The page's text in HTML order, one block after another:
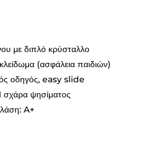
με διπλό κρύσταλλο
(ασφάλεια παιδιών)
οδηγός, easy slide
σχάρα ψησίματος
A+